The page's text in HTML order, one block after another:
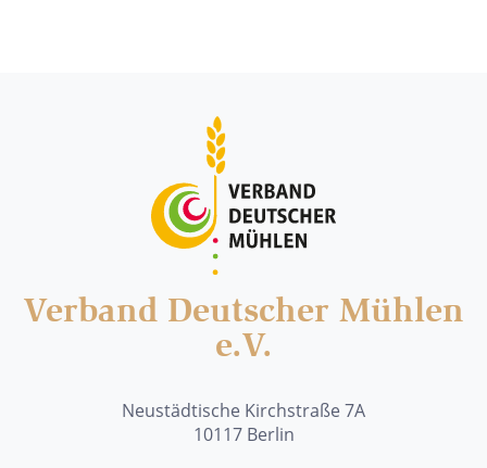
Verband Deutscher Mühlen
e.V.
Neustädtische Kirchstraße 7A
10117 Berlin